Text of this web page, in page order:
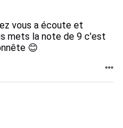
vous a écoute et
mets la note de 9 c'est
😊